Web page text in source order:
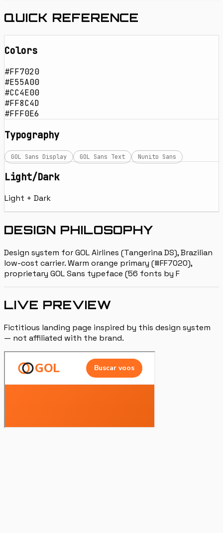
QUICK REFERENCE
Colors
#FF7020
#E55A00
#CC4E00
#FF8C4D
#FFF0E6
Typography
GOL Sans Display GOL Sans Text Nunito Sans
Light/Dark
Light + Dark
DESIGN PHILOSOPHY
Design system for GOL Airlines (Tangerina DS), Brazilian
low-cost carrier. Warm orange primary (#FF7020),
proprietary GOL Sans typeface (56 fonts by F
LIVE PREVIEW
Fictitious landing page inspired by this design system
— not affiliated with the brand.